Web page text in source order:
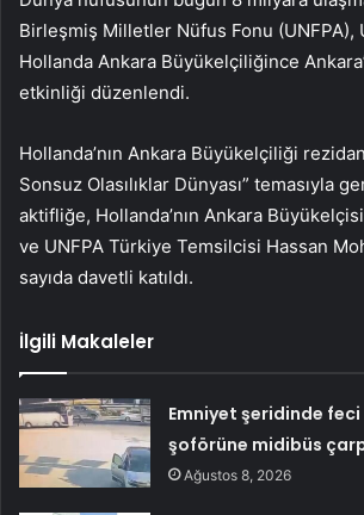
Birleşmiş Milletler Nüfus Fonu (UNFPA),
Hollanda Ankara Büyükelçiliğince
etkinliği düzenlendi.
Hollanda’nın Ankara Büyükelçiliği
Sonsuz Olasılıklar Dünyası” temasıyla
aktifliğe, Hollanda’nın Ankara
ve UNFPA Türkiye Temsilcisi Hassan
sayıda davetli katıldı.
İlgili Makaleler
Emniyet şeridinde feci
şoförüne midibüs
Ağustos 8, 2026